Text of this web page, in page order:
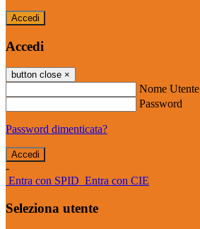
Accedi
Accedi
button close ×
Nome Utente
Password
Password dimenticata?
-
Entra con SPID Entra con CIE
Seleziona utente